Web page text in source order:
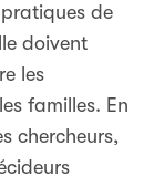
de
doivent
les
familles. En
chercheurs,